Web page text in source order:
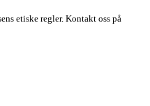
etiske regler. Kontakt oss på